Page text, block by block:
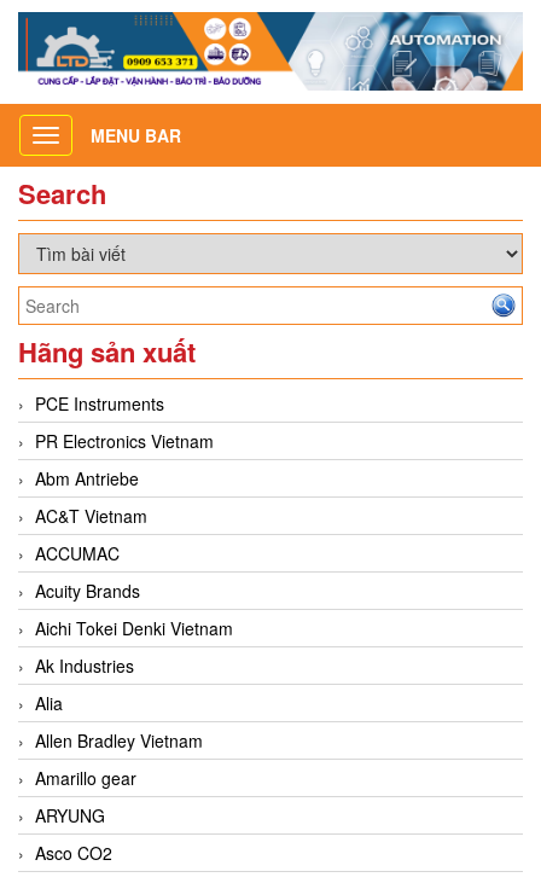
Toggle
navigation
MENU BAR
Search
Hãng sản xuất
PCE Instruments
PR Electronics Vietnam
Abm Antriebe
AC&T Vietnam
ACCUMAC
Acuity Brands
Aichi Tokei Denki Vietnam
Ak Industries
Alia
Allen Bradley Vietnam
Amarillo gear
ARYUNG
Asco CO2